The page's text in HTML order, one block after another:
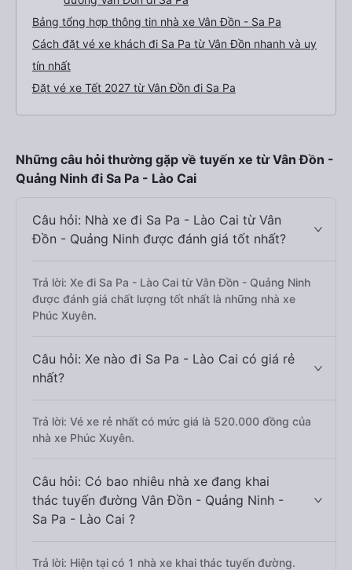
Bảng tổng hợp thông tin nhà xe Vân Đồn - Sa Pa
Cách đặt vé xe khách đi Sa Pa từ Vân Đồn nhanh và uy
tín nhất
Đặt vé xe Tết 2027 từ Vân Đồn đi Sa Pa
Những câu hỏi thường gặp về tuyến xe từ Vân Đồn -
Quảng Ninh đi Sa Pa - Lào Cai
Câu hỏi: Nhà xe đi Sa Pa - Lào Cai từ Vân
Đồn - Quảng Ninh được đánh giá tốt nhất?
Trả lời: Xe đi Sa Pa - Lào Cai từ Vân Đồn - Quảng Ninh
được đánh giá chất lượng tốt nhất là những nhà xe
Phúc Xuyên.
Câu hỏi: Xe nào đi Sa Pa - Lào Cai có giá rẻ
nhất?
Trả lời: Vé xe rẻ nhất có mức giá là 520.000 đồng của
nhà xe Phúc Xuyên.
Câu hỏi: Có bao nhiêu nhà xe đang khai
thác tuyến đường Vân Đồn - Quảng Ninh -
Sa Pa - Lào Cai ?
Trả lời: Hiện tại có 1 nhà xe khai thác tuyến đường.